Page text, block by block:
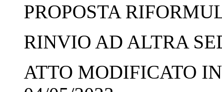
PROPOSTA
RINVIO AD ALTRA
ATTO MODIFICATO